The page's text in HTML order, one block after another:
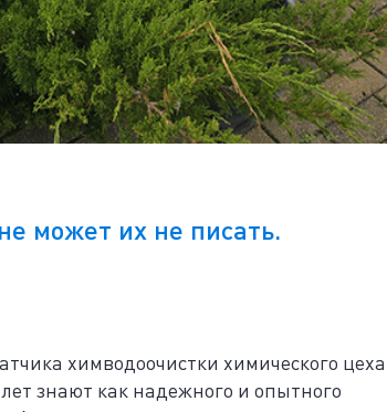
может их не писать.
химводоочистки химического цеха
знают как надежного и опытного